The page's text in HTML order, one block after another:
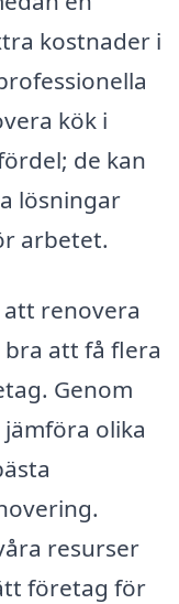
kostnader i
kök i
de kan
lösningar
arbetet.
renovera
att få flera
Genom
olika
resurser
företag för